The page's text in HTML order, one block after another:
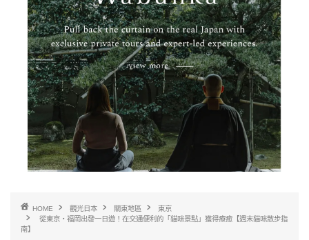
HOME 觀光日本 關東地區
東京
從東京・福岡出發一日遊！在交通便利的「貓咪景點」獲得療癒【週末貓咪散步指
南】